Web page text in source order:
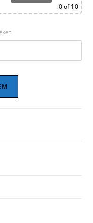
0of 10